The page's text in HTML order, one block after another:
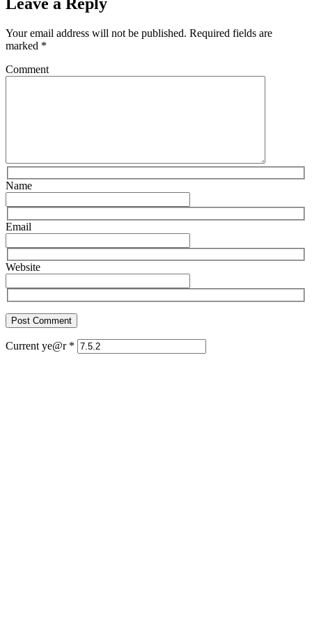
Your email address will not be published. Required fields are
marked *
Comment
Name
Email
Website
Current ye@r *